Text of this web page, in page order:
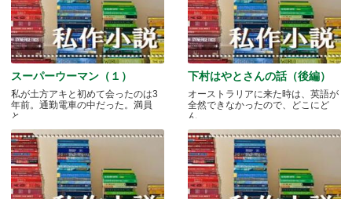
スーパーウーマン（１）
私が土方アキと初めて会ったのは3
年前。通勤電車の中だった。満員
と.....
下村はやとさんの話（後編）
オーストラリアに来た時は、英語が
全然できなかったので、どこにど
ん.....